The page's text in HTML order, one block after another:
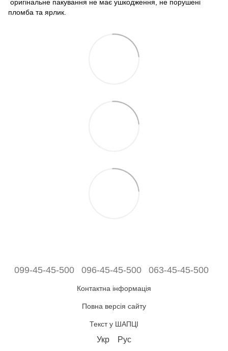
оригінальне пакування не має ушкодження, не порушені
пломба та ярлик.
099-45-45-500 096-45-45-500 063-45-45-500
Контактна інформація
Повна версія сайту
Текст у ШАПЦІ
Укр Рус